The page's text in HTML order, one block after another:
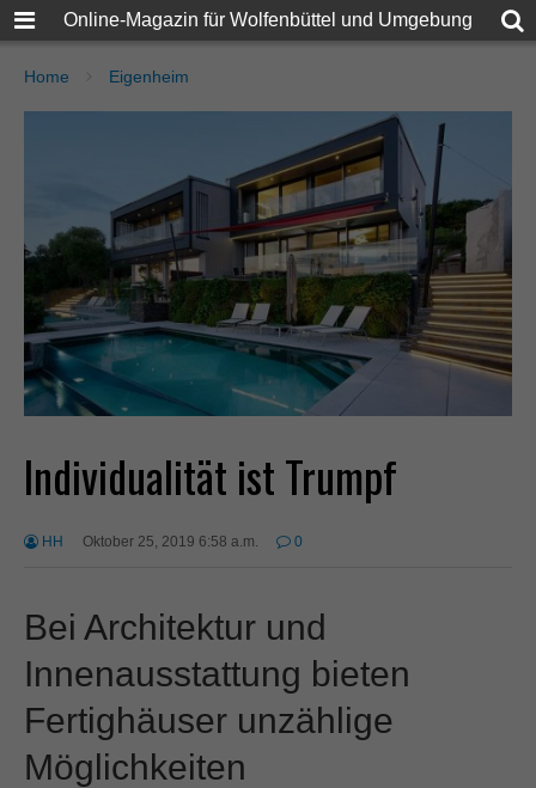
Online-Magazin für Wolfenbüttel und Umgebung
Home Eigenheim
Individualität ist Trumpf
HH Oktober 25, 2019 6:58 a.m. 0
Bei Architektur und
Innenausstattung bieten
Fertighäuser unzählige
Möglichkeiten